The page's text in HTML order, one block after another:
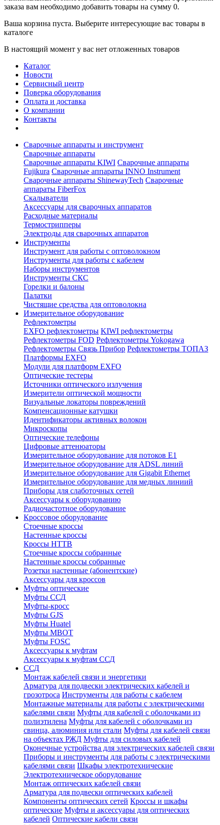
заказа вам необходимо добавить товары на сумму 0.
Ваша корзина пуста. Выберите интересующие вас товары в
каталоге
В настоящий момент у вас нет отложенных товаров
Каталог
Новости
Сервисный центр
Поверка оборудования
Оплата и доставка
О компании
Контакты
Сварочные аппараты и инструмент
Сварочные аппараты
Сварочные аппараты KIWI Сварочные аппараты
Fujikura Сварочные аппараты INNO Instrument
Сварочные аппараты ShinewayTech Cварочные
аппараты FiberFox
Скалыватели
Аксессуары для сварочных аппаратов
Расходные материалы
Термострипперы
Электроды для сварочных аппаратов
Инструменты
Инструмент для работы с оптоволокном
Инструменты для работы с кабелем
Наборы инструментов
Инструменты СКС
Горелки и балоны
Палатки
Чистящие средства для оптоволокна
Измерительное оборудование
Рефлектометры
EXFO рефлектометры KIWI рефлектометры
Рефлектометры FOD Рефлектометры Yokogawa
Рефлектометры Связь Прибор Рефлектометры ТОПАЗ
Платформы EXFO
Модули для платформ EXFO
Оптические тестеры
Источники оптического излучения
Измерители оптической мощности
Визуальные локаторы повреждений
Компенсационные катушки
Идентификаторы активных волокон
Микроскопы
Оптические телефоны
Цифровые аттенюаторы
Измерительное оборудование для потоков Е1
Измерительное оборудование для ADSL линий
Измерительное оборудование для Gigabit Ethernet
Измерительное оборудование для медных линиий
Приборы для слаботочных сетей
Аксессуары к оборудованию
Радиочастотное оборудование
Кроссовое оборудование
Стоечные кроссы
Настенные кроссы
Кроссы HTTB
Стоечные кроссы собранные
Настенные кроссы собранные
Розетки настенные (абонентские)
Аксессуары для кроссов
Муфты оптические
Муфты ССД
Муфты-кросс
Муфты GJS
Муфты Huatel
Муфты МВОТ
Муфты FOSC
Аксессуары к муфтам
Аксессуары к муфтам ССД
ССД
Монтаж кабелей связи и энергетики
Арматура для подвески электрических кабелей и
грозотроса Инструменты для работы с кабелем
Монтажные материалы для работы с электрическими
кабелями связи Муфты для кабелей с оболочками из
полиэтилена Муфты для кабелей с оболочками из
свинца, алюминия или стали Муфты для кабелей связи
на объектах РЖД Муфты для силовых кабелей
Оконечные устройства для электрических кабелей связи
Приборы и инструменты для работы с электрическими
кабелями связи Шкафы электротехнические
Электротехническое оборудование
Монтаж оптических кабелей связи
Арматура для подвески оптических кабелей
Компоненты оптических сетей Кроссы и шкафы
оптические Муфты и аксессуары для оптических
кабелей Оптические кабели связи